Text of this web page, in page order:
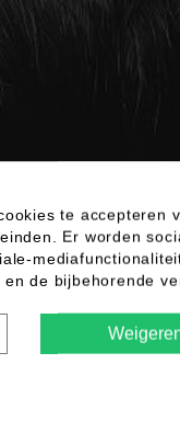
te accepteren
Er worden
de bijbehorende